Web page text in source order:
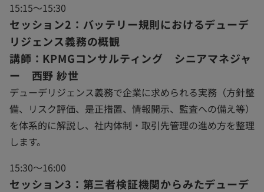
15:15～15:30
セッション2：バッテリー規則におけるデューデ
リジェンス義務の概観
講師：KPMGコンサルティング シニアマネジャ
ー 西野 紗世
デューデリジェンス義務で企業に求められる実務（方針整
備、リスク評価、是正措置、情報開示、監査への備え等）
を体系的に解説し、社内体制・取引先管理の進め方を整理
します。
15:30～16:00
セッション3：第三者検証機関からみたデューデ